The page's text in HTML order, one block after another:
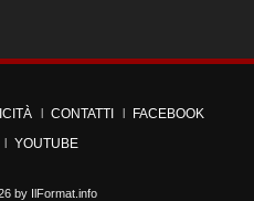
CONTATTI
FACEBOOK
YOUTUBE
by IlFormat.info